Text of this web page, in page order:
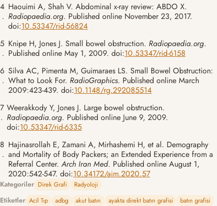
4
.
Haouimi A, Shah V. Abdominal x-ray review: ABDO X.
Radiopaedia.org. Published online November 23, 2017.
doi:10.53347/rid-56824
5
.
Knipe H, Jones J. Small bowel obstruction. Radiopaedia.org.
Published online May 1, 2009. doi:10.53347/rid-6158
6
.
Silva AC, Pimenta M, Guimaraes LS. Small Bowel Obstruction:
What to Look For. RadioGraphics. Published online March
2009:423-439. doi:10.1148/rg.292085514
7
.
Weerakkody Y, Jones J. Large bowel obstruction.
Radiopaedia.org. Published online June 9, 2009.
doi:10.53347/rid-6335
8
.
Hajinasrollah E, Zamani A, Mirhashemi H, et al. Demography
and Mortality of Body Packers; an Extended Experience from a
Referral Center.Arch Iran Med. Published online August 1,
2020:542-547. doi:10.34172/aim.2020.57
Kategoriler Direk Grafi Radyoloji
Etiketler Acil Tıp adbg akut batın ayakta direkt batın grafisi
batın grafisi